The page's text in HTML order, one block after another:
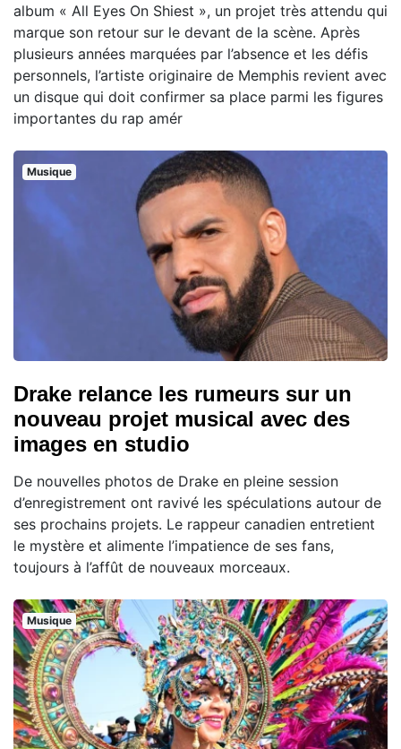
album « All Eyes On Shiest », un projet très attendu qui
marque son retour sur le devant de la scène. Après
plusieurs années marquées par l’absence et les défis
personnels, l’artiste originaire de Memphis revient avec
un disque qui doit confirmer sa place parmi les figures
importantes du rap amér
Musique
Drake relance les rumeurs sur un
nouveau projet musical avec des
images en studio
De nouvelles photos de Drake en pleine session
d’enregistrement ont ravivé les spéculations autour de
ses prochains projets. Le rappeur canadien entretient
le mystère et alimente l’impatience de ses fans,
toujours à l’affût de nouveaux morceaux.
Musique